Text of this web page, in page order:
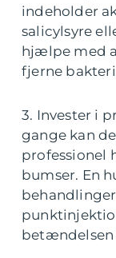
indeholder
salicylsyre
hjælpe med
fjerne
3. Invester i
gange kan
professionel
bumser. En
betændelsen